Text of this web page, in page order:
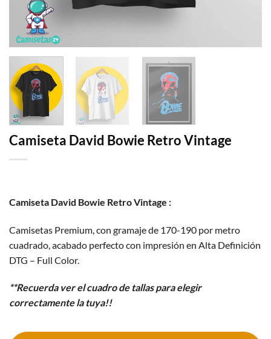
Camiseta David Bowie Retro Vintage
Camiseta David Bowie Retro Vintage :
Camisetas Premium, con gramaje de 170-190 por metro
cuadrado, acabado perfecto con impresión en Alta Definición
DTG – Full Color.
**Recuerda ver el cuadro de tallas para elegir
correctamente la tuya!!